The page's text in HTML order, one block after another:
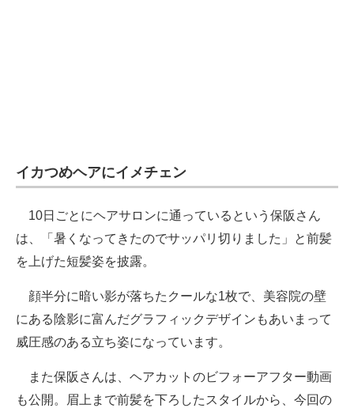
イカつめヘアにイメチェン
10日ごとにヘアサロンに通っているという保阪さん
は、「暑くなってきたのでサッパリ切りました」と前髪
を上げた短髪姿を披露。
顔半分に暗い影が落ちたクールな1枚で、美容院の壁
にある陰影に富んだグラフィックデザインもあいまって
威圧感のある立ち姿になっています。
また保阪さんは、ヘアカットのビフォーアフター動画
も公開。眉上まで前髪を下ろしたスタイルから、今回の